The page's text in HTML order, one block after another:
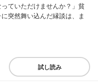
っていただけませんか？」貧
突然舞い込んだ縁談は、ま
試し読み